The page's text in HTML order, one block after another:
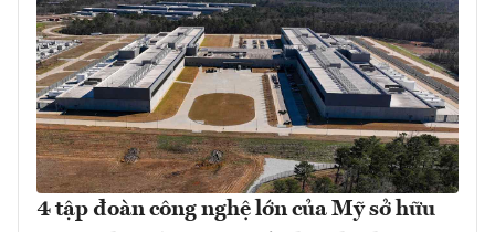
4 tập đoàn công nghệ lớn của Mỹ sở hữu